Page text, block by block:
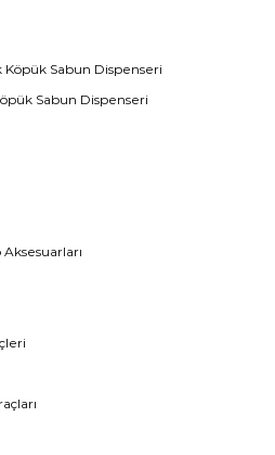
Sabun Dispenseri
Sabun Dispenseri